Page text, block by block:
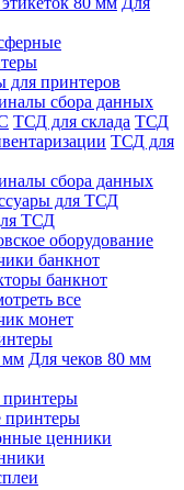
для принтеров
сбора данных
ТСД для склада ТСД
ТСД для
сбора данных
для ТСД
ТСД
оборудование
банкнот
банкнот
все
монет
мм Для чеков 80 мм
принтеры
ценники